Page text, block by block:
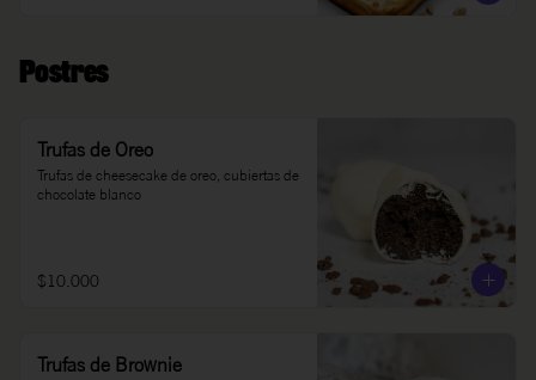
Postres
Trufas de Oreo
Trufas de cheesecake de oreo, cubiertas de
chocolate blanco
$10.000
Trufas de Brownie